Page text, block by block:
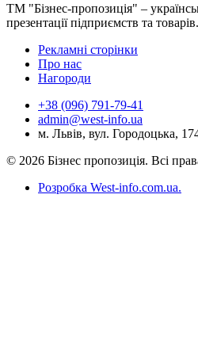
ТМ "Бізнес-пропозиція" –
презентації підприємств та товарів.
Рекламні сторінки
Про нас
Нагороди
+38 (096) 791-79-41
admin@west-info.ua
м. Львів, вул. Городоцька,
© 2026 Бізнес пропозиція. Всі
Розробка West-info.com.ua.